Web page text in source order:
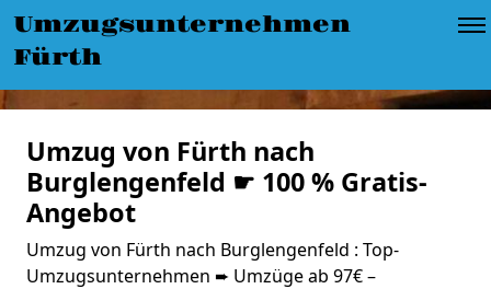
Umzugsunternehmen
Fürth
Umzug von Fürth nach
Burglengenfeld ☛ 100 % Gratis-
Angebot
Umzug von Fürth nach Burglengenfeld : Top-
Umzugsunternehmen ➨ Umzüge ab 97€ –